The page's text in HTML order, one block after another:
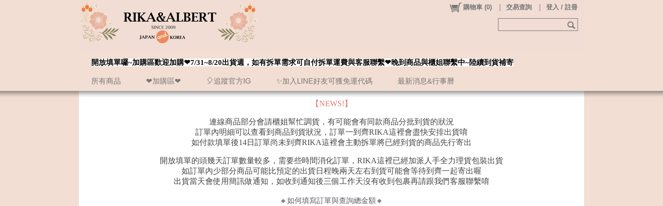
所有商品 ❤加購區❤ 🎈追蹤官方IG ✨加入LINE好友可獲免運代碼 最新消息&行事曆
購物車 (0) 交易查詢 登入 / 註冊
開放填單囉~加購區歡迎加購❤7/31~8/20出貨週，如有拆單需求可自付拆單運費與客服聯繫❤晚到商品與櫃姐聯繫中~陸續到貨補寄